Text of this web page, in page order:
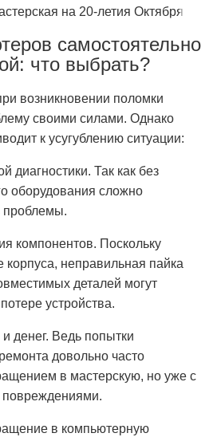
самостоятельно
что выбрать?
возникновении поломки
своими силами. Однако
к усугублению ситуации:
диагностики. Так как без
оборудования сложно
проблемы.
компонентов. Поскольку
корпуса, неправильная пайка
деталей могут
устройства.
денег. Ведь попытки
довольно часто
в мастерскую, но уже с
в компьютерную